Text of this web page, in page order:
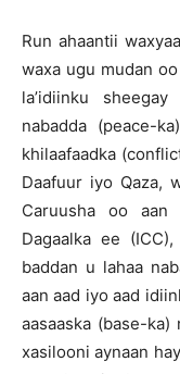
Run ahaantii
waxa ugu mudan
la’idiinku
nabadda (peace-
khilaafaadka
Daafuur iyo Qaza,
Caruusha oo aan
Dagaalka ee
baddan u lahaa
aan aad iyo aad
aasaaska (base-
xasilooni aynaan